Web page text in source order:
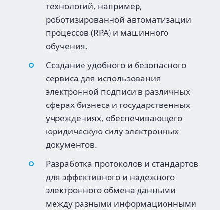
технологий, например,
роботизированной автоматизации
процессов (RPA) и машинного
обучения.
Создание удобного и безопасного
сервиса для использования
электронной подписи в различных
сферах бизнеса и государственных
учреждениях, обеспечивающего
юридическую силу электронных
документов.
Разработка протоколов и стандартов
для эффективного и надежного
электронного обмена данными
между разными информационными